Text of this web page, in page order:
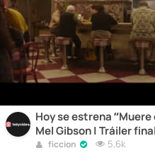
Hoy se estrena
Mel Gibson | Tráiler final
ficcion 5,6k